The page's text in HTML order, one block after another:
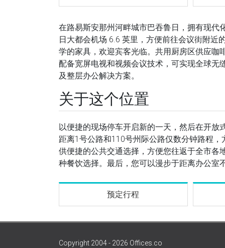
在路易斯安那州河畔城市巴吞鲁日，拥有现代
日大都会机场 6.6 英里，方便前往会议街附近
学的家具，欢迎宾客光临。共用厨房区供应咖
配备宽屏电视和视频会议技术，可实现全球无
及整层办公解决方案。
关于这个位置
以便捷的现场停车开启新的一天，然后在开
距离1号公路和110号州际公路仅数分钟路程
供便捷的公共交通选择，方便您往返于全市各
种餐饮选择。最后，您可以漫步于距离办公室
预定行程
Copyright 2004 - 2026 Offices.co